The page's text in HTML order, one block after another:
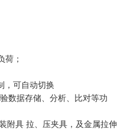
荷；
，可自动切换
数据存储、分析、比对等功
附具 拉、压夹具，及金属拉伸